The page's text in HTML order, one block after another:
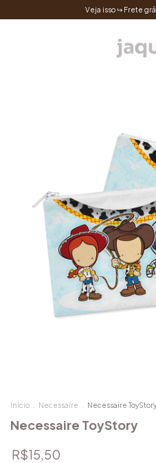
Veja isso ↪ Frete
Início Necessaire Necessaire ToyStory
Necessaire ToyStory
R$15,50